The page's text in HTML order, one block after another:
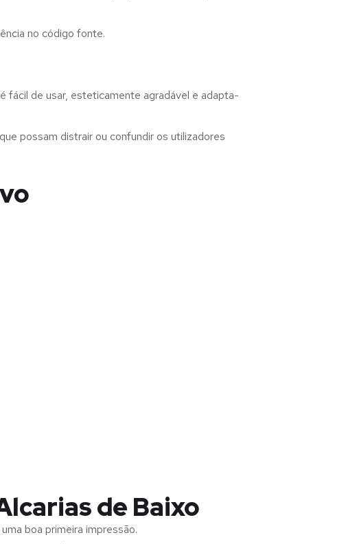
no código fonte.
fácil de usar, esteticamente agradável e adapta-
possam distrair ou confundir os utilizadores
de Baixo
boa primeira impressão.